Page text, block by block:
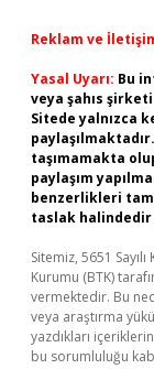
Reklam ve
Yasal Uyarı: Bu
veya şahıs
Sitede yalnızca
taşımamakta
paylaşım
benzerlikleri
taslak halindedir
Sitemiz, 5651
Kurumu (BTK)
vermektedir. Bu
veya araştırma
yazdıkları
bu sorumluluğu